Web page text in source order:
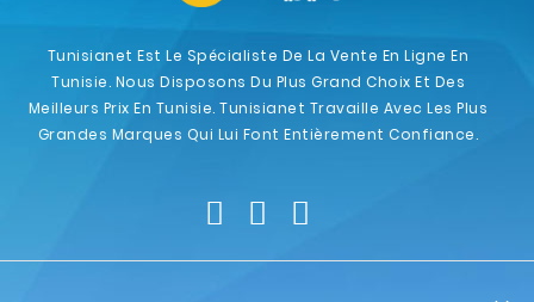
Tunisianet Est Le Spécialiste De La Vente En Ligne En
Tunisie. Nous Disposons Du Plus Grand Choix Et Des
Meilleurs Prix En Tunisie. Tunisianet Travaille Avec Les Plus
Grandes Marques Qui Lui Font Entièrement Confiance.